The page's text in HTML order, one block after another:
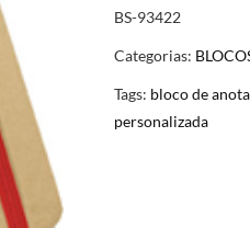
BS-93422
Categorias:
Tags: bloco de
personalizada